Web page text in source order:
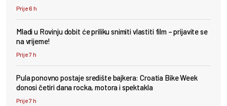
Prije 6 h
Mladi u Rovinju dobit će priliku snimiti vlastiti film – prijavite se
na vrijeme!
Prije 7 h
Pula ponovno postaje središte bajkera: Croatia Bike Week
donosi četiri dana rocka, motora i spektakla
Prije 7 h